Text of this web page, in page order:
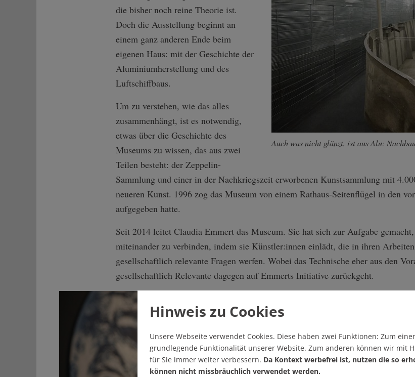
Auch was nicht glänzt, ist aus Alu:
die bisher noch reine Theorie ist.
Doch die Ausstellung beginnt an
einem ganz anderen Ende beim
eigenen Haus: mit der Geschichte der
Aluminiumherstellung und des
Luftschiffbaus.
Um zu verstehen, wie das alles
zusammenhängt, ist es notwendig,
etwas über die Geschichte des
Museums zu wissen, das aus zwei
Teilen besteht: der Zeppelin-
Sammlung und einer in der Nachkriegszeit erworbenen Kunstsammlung mit
neueren Kunst. 1996 zog das Museum von einem Rathaus-Seitenflügel in den
aufgegeben hatte.
Seit 2014 leitet Claudia Emmert das Museum. Sie hat sich zur Aufgabe
miteinander zu verbinden, indem sie Künstler:innen einlädt, die in ihren
gesellschaftlich relevante Fragen werfen. Wobei das Technische eher aus den
gesellschaftlich Relevante dagegen auf Emmerts Initiative zurückgeht.
Hinweis zu Cookies
Unsere Webseite verwendet Cookies. Diese haben zwei Funktionen: Zum
grundlegende Funktionalität unserer Website. Zum anderen können wir mit
für Sie immer weiter verbessern. Da Kontext werbefrei ist, nutzen die so
können nicht missbräuchlich verwendet werden.